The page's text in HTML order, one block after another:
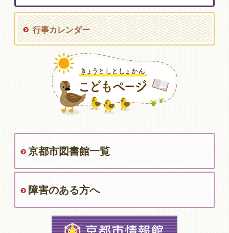
行事カレンダー
京都市図書館一覧
障害のある方へ